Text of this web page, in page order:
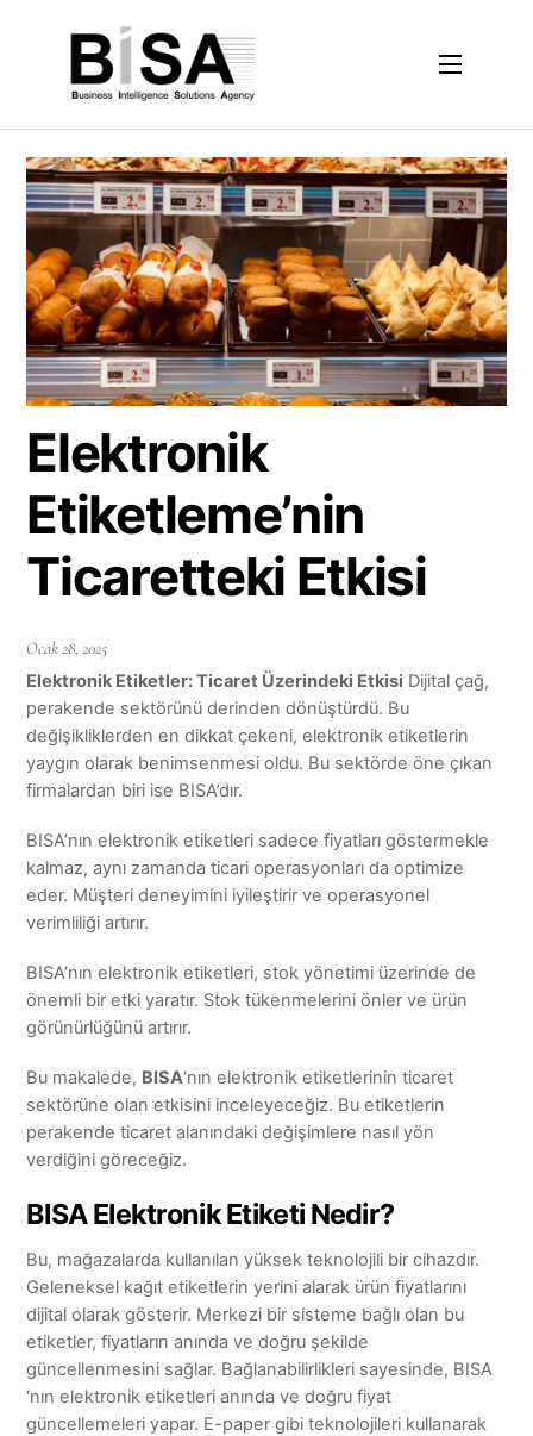
Menu
Elektronik
Etiketleme’nin
Ticaretteki Etkisi
Ocak 28,2025
Elektronik Etiketler: Ticaret Üzerindeki Etkisi Dijital çağ,
perakende sektörünü derinden dönüştürdü. Bu
değişikliklerden en dikkat çekeni, elektronik etiketlerin
yaygın olarak benimsenmesi oldu. Bu sektörde öne çıkan
firmalardan biri ise BISA’dır.
BISA’nın elektronik etiketleri sadece fiyatları göstermekle
kalmaz, aynı zamanda ticari operasyonları da optimize
eder. Müşteri deneyimini iyileştirir ve operasyonel
verimliliği artırır.
BISA’nın elektronik etiketleri, stok yönetimi üzerinde de
önemli bir etki yaratır. Stok tükenmelerini önler ve ürün
görünürlüğünü artırır.
Bu makalede, BISA‘nın elektronik etiketlerinin ticaret
sektörüne olan etkisini inceleyeceğiz. Bu etiketlerin
perakende ticaret alanındaki değişimlere nasıl yön
verdiğini göreceğiz.
BISA Elektronik Etiketi Nedir?
Bu, mağazalarda kullanılan yüksek teknolojili bir cihazdır.
Geleneksel kağıt etiketlerin yerini alarak ürün fiyatlarını
dijital olarak gösterir. Merkezi bir sisteme bağlı olan bu
etiketler, fiyatların anında ve doğru şekilde
güncellenmesini sağlar. Bağlanabilirlikleri sayesinde, BISA
‘nın elektronik etiketleri anında ve doğru fiyat
güncellemeleri yapar. E-paper gibi teknolojileri kullanarak